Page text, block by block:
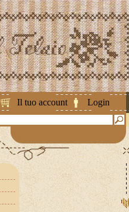
Il tuo account Login
Attenzione ! Le spedizioni